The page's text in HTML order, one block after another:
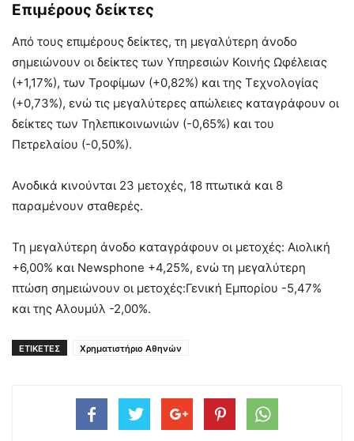
Επιμέρους δείκτες
Από τους επιμέρους δείκτες, τη μεγαλύτερη άνοδο
σημειώνουν οι δείκτες των Υπηρεσιών Κοινής Ωφέλειας
(+1,17%), των Τροφίμων (+0,82%) και της Τεχνολογίας
(+0,73%), ενώ τις μεγαλύτερες απώλειες καταγράφουν οι
δείκτες των Τηλεπικοινωνιών (-0,65%) και του
Πετρελαίου (-0,50%).
Ανοδικά κινούνται 23 μετοχές, 18 πτωτικά και 8
παραμένουν σταθερές.
Τη μεγαλύτερη άνοδο καταγράφουν οι μετοχές: Αιολική
+6,00% και Newsphone +4,25%, ενώ τη μεγαλύτερη
πτώση σημειώνουν οι μετοχές:Γενική Εμπορίου -5,47%
και της Αλουμύλ -2,00%.
ΕΤΙΚΕΤΕΣ Χρηματιστήριο Αθηνών